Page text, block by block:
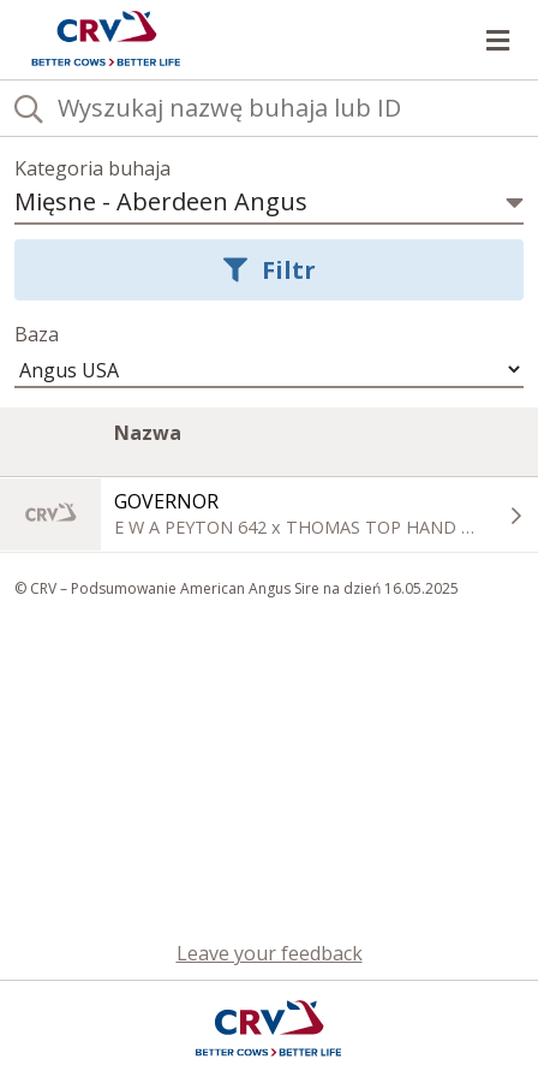
Kategoria buhaja
Wybierz
buhajów
Mięsne - Aberdeen Angus
Filtr
Baza
aktualnej
kategorii
columnNazwa
Kliknij,
posortować
rosnąco
GOVERNOR
E W A PEYTON 642 x THOMAS TOP HAND 0536
© CRV – Podsumowanie American Angus Sire na dzień 16.05.2025
Leave your feedback